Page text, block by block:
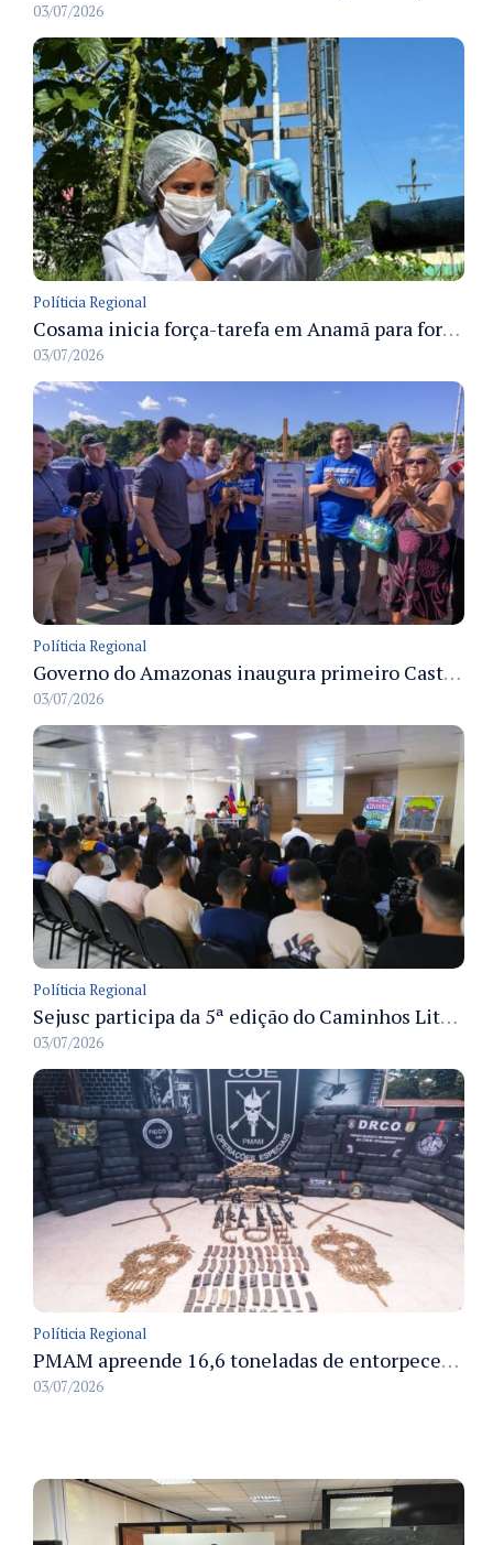
03/07/2026
Políticia Regional
Cosama inicia força-tarefa em Anamã para fortalecer abastecimento de água e segurança hídrica da população
03/07/2026
Políticia Regional
Governo do Amazonas inaugura primeiro Castramóvel Fluvial para atendimento veterinário às comunidades ribeirinhas e castração gratuita
03/07/2026
Políticia Regional
Sejusc participa da 5ª edição do Caminhos Literários com foco na cultura hip-hop nas unidades socioeducativas
03/07/2026
Políticia Regional
PMAM apreende 16,6 toneladas de entorpecentes e registra aumento nas prisões em flagrante e nas capturas de foragidos no primeiro semestre de 2026
03/07/2026